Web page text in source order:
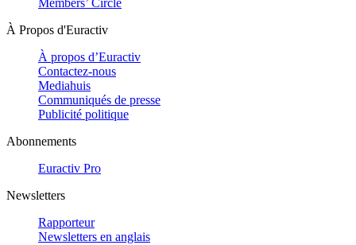
À Propos d'Euractiv
À propos d’Euractiv
Contactez-nous
Mediahuis
Communiqués de presse
Publicité politique
Abonnements
Euractiv Pro
Newsletters
Rapporteur
Newsletters en anglais